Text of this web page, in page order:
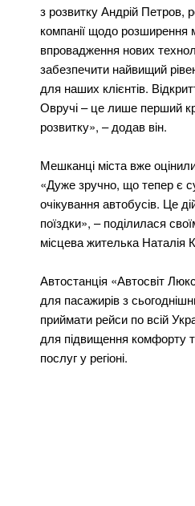
з розвитку Андрій Петров,
компанії щодо розширення
впровадження нових
забезпечити найвищий
для наших клієнтів.
Овручі – це лише перший
розвитку», – додав він.
Мешканці міста вже
«Дуже зручно, що тепер є
очікування автобусів. Це
поїздки», – поділилася
місцева жителька Наталія
Автостанція «Автосвіт
для пасажирів з
приймати рейси по всій
для підвищення комфорту
послуг у регіоні.